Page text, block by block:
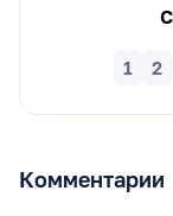
2
1
Комментарии